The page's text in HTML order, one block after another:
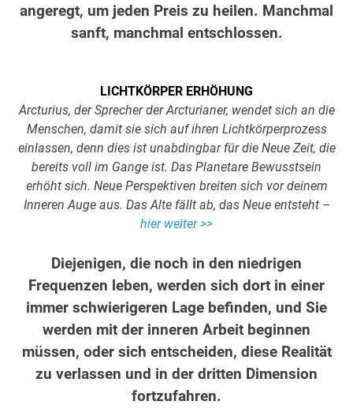
angeregt, um jeden Preis zu heilen. Manchmal
sanft, manchmal entschlossen.
LICHTKÖRPER ERHÖHUNG
Arcturius, der Sprecher der Arcturianer, wendet sich an die
Menschen, damit sie sich auf ihren Lichtkörperprozess
einlassen, denn dies ist unabdingbar für die Neue Zeit, die
bereits voll im Gange ist. Das Planetare Bewusstsein
erhöht sich. Neue Perspektiven breiten sich vor deinem
Inneren Auge aus. Das Alte fällt ab, das Neue entsteht –
hier weiter >>
Diejenigen, die noch in den niedrigen
Frequenzen leben, werden sich dort in einer
immer schwierigeren Lage befinden, und Sie
werden mit der inneren Arbeit beginnen
müssen, oder sich entscheiden, diese Realität
zu verlassen und in der dritten Dimension
fortzufahren.